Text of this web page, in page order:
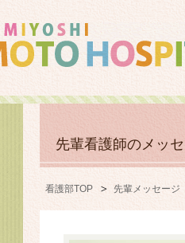
先輩看護師のメッ
看護部TOP 先輩メッセージ